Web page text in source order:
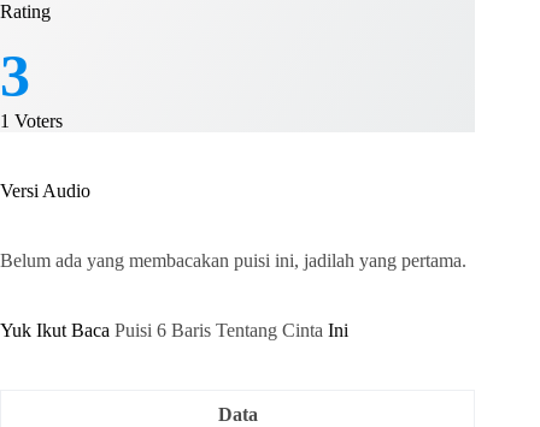
Rating
3
1 Voters
Versi Audio
Belum ada yang membacakan puisi ini, jadilah yang pertama.
Yuk Ikut Baca Puisi 6 Baris Tentang Cinta Ini
Data